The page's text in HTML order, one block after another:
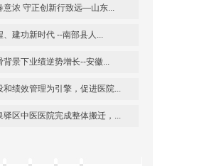
意浓 守正创新行致远—山东...
、建功新时代 --南部县人...
背景下业绩逆势增长--安徽...
和绩效管理为引擎，促进医院...
驿区中医医院完成整体搬迁，...